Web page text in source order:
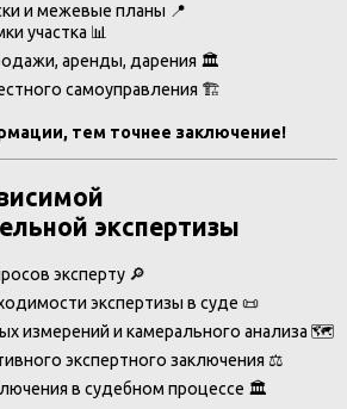
и межевые планы 📍
участка 📊
аренды, дарения 🏛️
самоуправления 🏗️
тем точнее заключение!
экспертизы
эксперту 🔎
экспертизы в суде 📜
измерений и камерального анализа 🗺️
экспертного заключения ⚖️
в судебном процессе 🏛️